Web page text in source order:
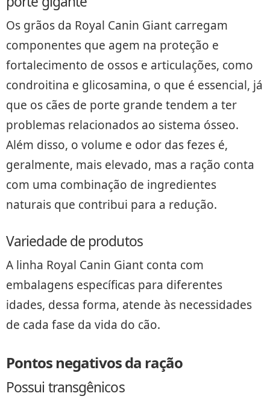
Os grãos da Royal Canin Giant carregam
componentes que agem na proteção e
fortalecimento de ossos e articulações, como
condroitina e glicosamina, o que é essencial, já
que os cães de porte grande tendem a ter
problemas relacionados ao sistema ósseo.
Além disso, o volume e odor das fezes é,
geralmente, mais elevado, mas a ração conta
com uma combinação de ingredientes
naturais que contribui para a redução.
Variedade de produtos
A linha Royal Canin Giant conta com
embalagens específicas para diferentes
idades, dessa forma, atende às necessidades
de cada fase da vida do cão.
Pontos negativos da ração
Possui transgênicos